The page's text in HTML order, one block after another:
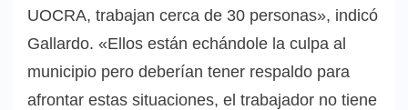
UOCRA, trabajan cerca de 30 personas», indicó
Gallardo. «Ellos están echándole la culpa al
municipio pero deberían tener respaldo para
afrontar estas situaciones, el trabajador no tiene